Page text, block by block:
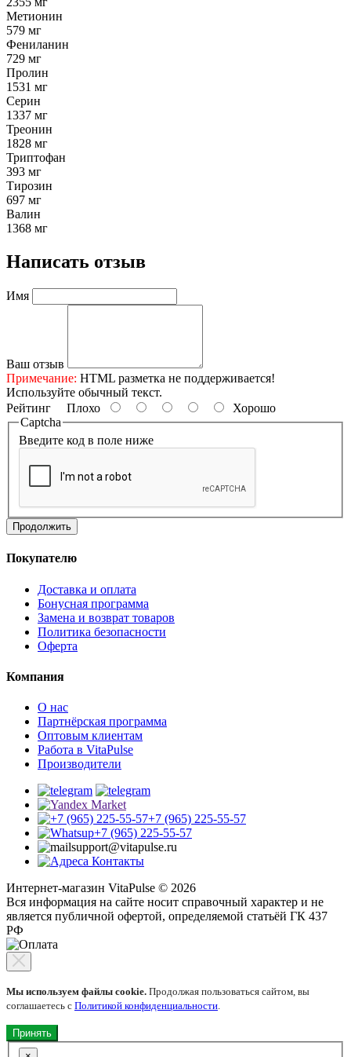
Метионин
579 мг
Фениланин
729 мг
Пролин
1531 мг
Серин
1337 мг
Треонин
1828 мг
Триптофан
393 мг
Тирозин
697 мг
Валин
1368 мг
Написать отзыв
Имя
Ваш отзыв
Примечание: HTML разметка не поддерживается!
Используйте обычный текст.
Рейтинг Плохо
Хорошо
Captcha
Введите код в поле ниже
Продолжить
Покупателю
Доставка и оплата
Бонусная программа
Замена и возврат товаров
Политика безопасности
Оферта
Компания
О нас
Партнёрская программа
Оптовым клиентам
Работа в VitaPulse
Производители
+7 (965) 225-55-57
+7 (965) 225-55-57
support@vitapulse.ru
Контакты
Интернет-магазин VitaPulse © 2026
Вся информация на сайте носит справочный характер и не
является публичной офертой, определяемой статьёй ГК 437
РФ
Мы используем файлы cookie. Продолжая пользоваться сайтом, вы
соглашаетесь с Политикой конфиденциальности.
Принять